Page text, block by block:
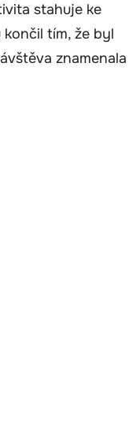
stahuje ke
tím, že byl
znamenala